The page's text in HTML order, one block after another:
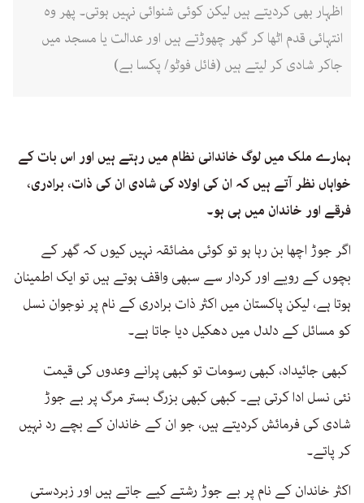
اظہار بھی کردیتے ہیں لیکن کوئی شنوائی نہیں ہوتی۔ پھر وہ
انتہائی قدم اٹھا کر گھر چھوڑتے ہیں اور عدالت یا مسجد میں
جاکر شادی کر لیتے ہیں (فائل فوٹو/ پکسا بے)
ہمارے ملک میں لوگ خاندانی نظام میں رہتے ہیں اور اس بات کے
خواہاں نظر آتے ہیں کہ ان کی اولاد کی شادی ان کی ذات، برادری،
فرقے اور خاندان میں ہی ہو۔
اگر جوڑ اچھا بن رہا ہو تو کوئی مضائقہ نہیں کیوں کہ گھر کے
بچوں کے رویے اور کردار سے سبھی واقف ہوتے ہیں تو ایک اطمینان
ہوتا ہے، لیکن پاکستان میں اکثر ذات برادری کے نام پر نوجوان نسل
کو مسائل کے دلدل میں دھکیل دیا جاتا ہے۔
کبھی جائیداد، کبھی رسومات تو کبھی پرانے وعدوں کی قیمت
نئی نسل ادا کرتی ہے۔ کبھی کبھی بزرگ بستر مرگ پر بے جوڑ
شادی کی فرمائش کردیتے ہیں، جو ان کے خاندان کے بچے رد نہیں
کر پاتے۔
اکثر خاندان کے نام پر بے جوڑ رشتے کیے جاتے ہیں اور زبردستی